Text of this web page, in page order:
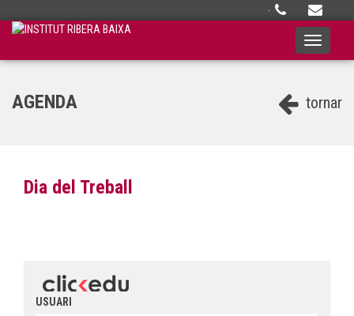
·
Toggle
tornar
AGENDA
Dia del Treball
USUARI